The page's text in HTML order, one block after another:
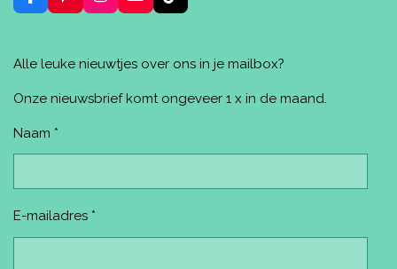
a
b
o
i
e
e
n
a
r
o
u
e
i
o
Alle leuke nieuwtjes over ons in je mailbox?
Onze nieuwsbrief komt ongeveer 1 x in de maand.
Naam *
E-mailadres *